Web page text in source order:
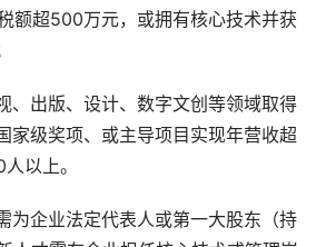
额超500万元，或拥有核心技术并获
、出版、设计、数字文创等领域取得
家级奖项、或主导项目实现年营收超
以上。
为企业法定代表人或第一大股东（持